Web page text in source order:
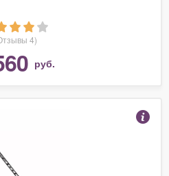
4)
руб.